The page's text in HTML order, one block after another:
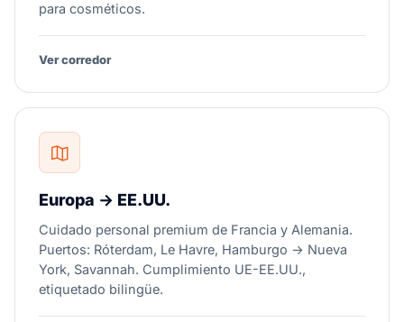
para cosméticos.
Ver corredor
Europa → EE.UU.
Cuidado personal premium de Francia y Alemania.
Puertos: Róterdam, Le Havre, Hamburgo → Nueva
York, Savannah. Cumplimiento UE-EE.UU.,
etiquetado bilingüe.